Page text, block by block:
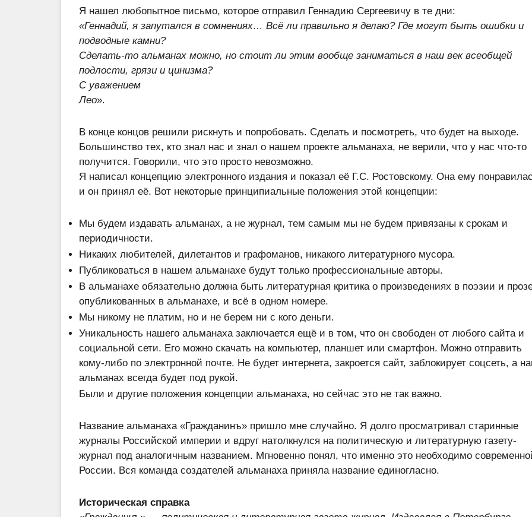
Я нашел любопытное письмо, которое отправил Геннадию Сергеевичу в те дни:
«Геннадий, я запутался в сомнениях… Всё ли правильно я делаю? Где могут быть ошибки и
подводные камни?
Сделать-то альманах можно, но стоит ли этим вообще заниматься в наш век всеобщей
подлости, грязи и цинизма?
С уважением
Лео».
В конце концов решили рискнуть и попробовать. Сделать и посмотреть, что будет на выходе.
Большинство тех, кто знал нас и знал о нашем проекте альманаха, не верили, что у нас что-то
получится. Говорили, что это просто невозможно.
Я написал концепцию электронного издания и показал её Г.С. Ростовскому. Она ему
и он принял её. Вот некоторые принципиальные положения этой концепции:
Мы будем издавать альманах, а не журнал, тем самым мы не будем привязаны к срокам и
периодичности.
Никаких любителей, дилетантов и графоманов, никакого литературного мусора.
Публиковаться в нашем альманахе будут только профессиональные авторы.
В альманахе обязательно должна быть литературная критика о произведениях в поэзии и
опубликованных в альманахе, и всё в одном номере.
Мы никому не платим, но и не берем ни с кого деньги.
Уникальность нашего альманаха заключается ещё и в том, что он свободен от любого сайта и
социальной сети. Его можно скачать на компьютер, планшет или смартфон. Можно отправить
кому-либо по электронной почте. Не будет интернета, закроется сайт, заблокирует соцсеть, а
альманах всегда будет под рукой.
Были и другие положения концепции альманаха, но сейчас это не так важно.
Название альманаха «Гражданинъ» пришло мне случайно. Я долго просматривал старинные
журналы Российской империи и вдруг натолкнулся на политическую и литературную газету-
журнал под аналогичным названием. Мгновенно понял, что именно это необходимо
России. Вся команда создателей альманаха приняла название единогласно.
Историческая справка